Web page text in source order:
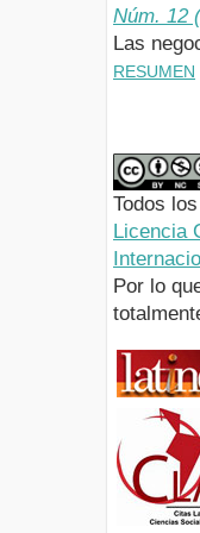
Núm. 12
Las
RESUMEN
Todos
Licencia
Por lo